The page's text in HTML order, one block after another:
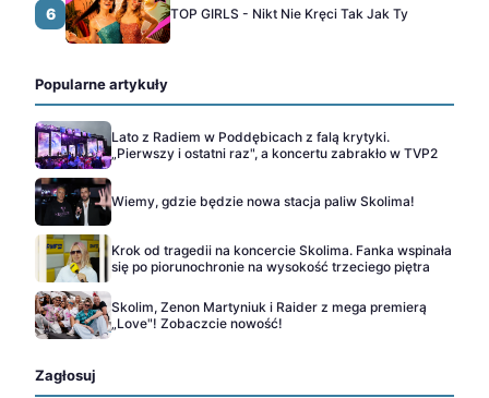
6 TOP GIRLS - Nikt Nie Kręci Tak Jak Ty
Popularne artykuły
Lato z Radiem w Poddębicach z falą krytyki.
„Pierwszy i ostatni raz", a koncertu zabrakło w TVP2
Wiemy, gdzie będzie nowa stacja paliw Skolima!
Krok od tragedii na koncercie Skolima. Fanka wspinała
się po piorunochronie na wysokość trzeciego piętra
Skolim, Zenon Martyniuk i Raider z mega premierą
„Love"! Zobaczcie nowość!
Zagłosuj